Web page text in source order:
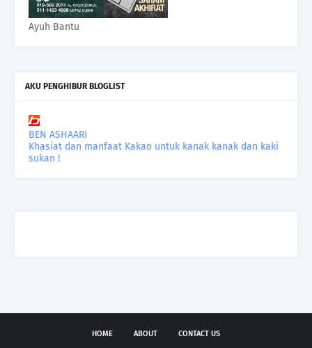
Ayuh Bantu
AKU PENGHIBUR BLOGLIST
BEN ASHAARI
Khasiat dan manfaat Kakao untuk kanak kanak dan kaki
sukan !
HOME ABOUT CONTACT US